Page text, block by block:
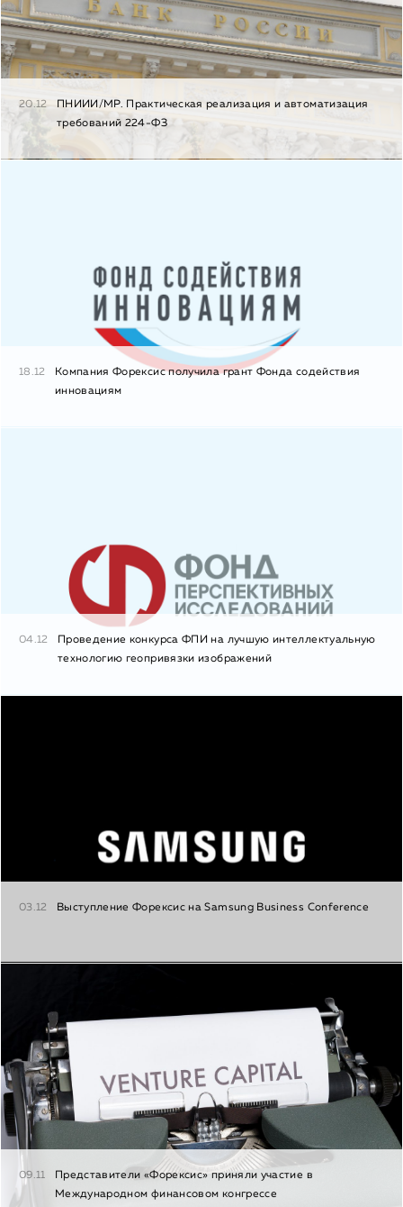
20.12
ПНИИИ/МР. Практическая реализация и автоматизация
требований 224-ФЗ
18.12
Компания Форексис получила грант Фонда содействия
инновациям
04.12
Проведение конкурса ФПИ на лучшую интеллектуальную
технологию геопривязки изображений
03.12 Выступление Форексис на Samsung Business Conference
09.11
Представители «Форексис» приняли участие в
Международном финансовом конгрессе